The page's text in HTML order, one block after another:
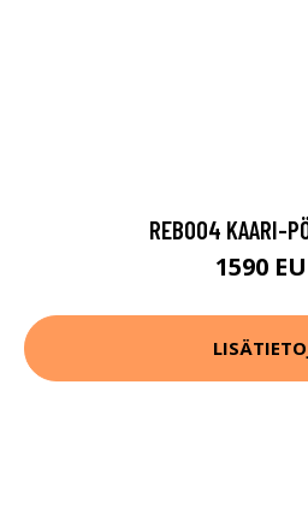
REB004 KAARI-
1590